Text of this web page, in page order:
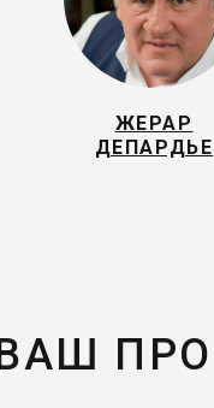
ЖЕРАР
ДЕПАРДЬЕ